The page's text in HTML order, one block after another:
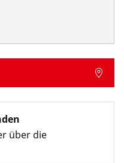
über die